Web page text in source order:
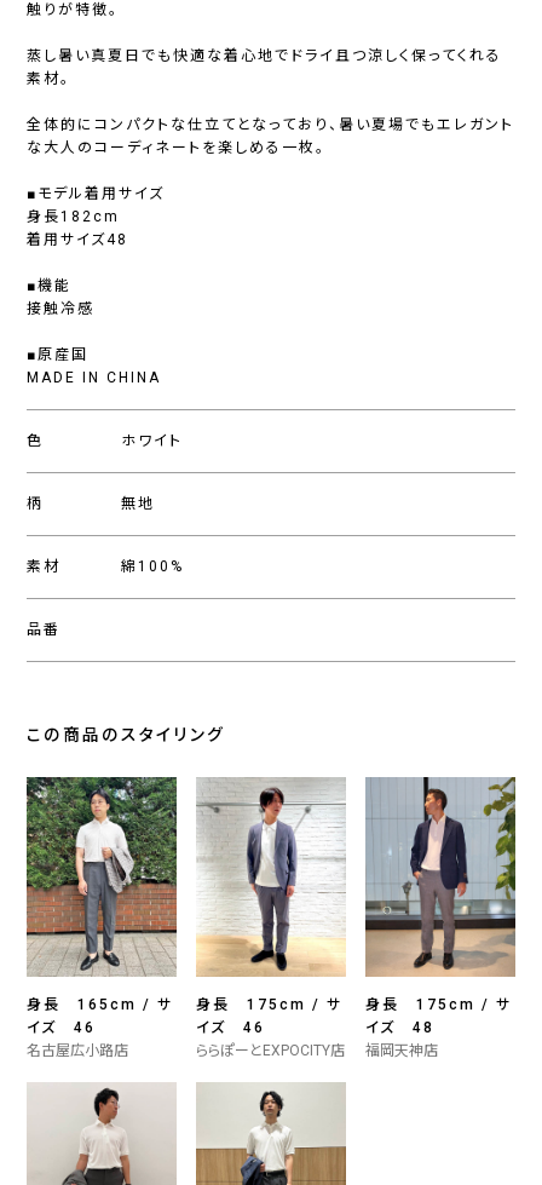
触りが特徴。
蒸し暑い真夏日でも快適な着心地でドライ且つ涼しく保ってくれる
素材。
全体的にコンパクトな仕立てとなっており、暑い夏場でもエレガント
な大人のコーディネートを楽しめる一枚。
■モデル着用サイズ
身長182cm
着用サイズ48
■機能
接触冷感
■原産国
MADE IN CHINA
色 ホワイト
柄 無地
素材 綿100%
品番
この商品のスタイリング
身長 165cm / サ
イズ 46
名古屋広小路店
身長 175cm / サ
イズ 46
ららぽーとEXPOCITY店
身長 175cm / サ
イズ 48
福岡天神店